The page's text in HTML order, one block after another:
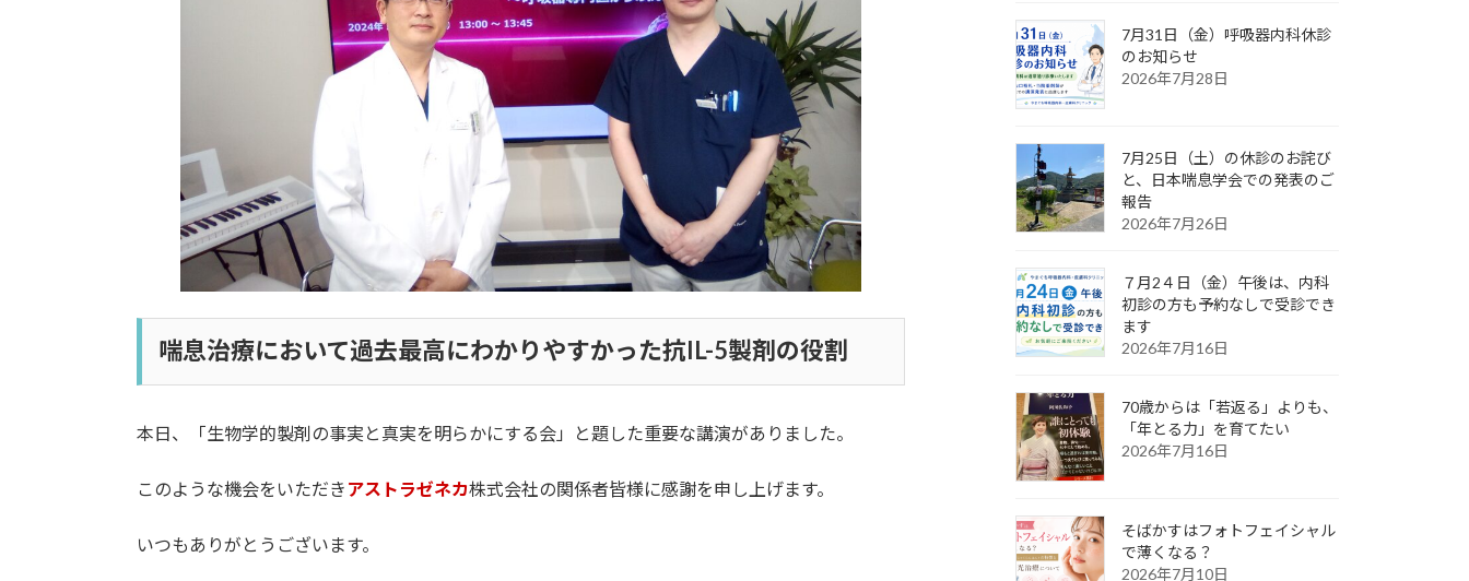
喘息治療において過去最高にわかりやすかった抗IL-5製剤の役割
本日、「生物学的製剤の事実と真実を明らかにする会」と題した重要な講演がありました。
このような機会をいただき アストラゼネカ株式会社の関係者皆様に感謝を申し上げます。
いつもありがとうございます。
7月31日（金）呼吸器内科休診
のお知らせ
2026年7月28日
7月25日（土）の休診のお詫び
と、日本喘息学会での発表のご
報告
2026年7月26日
７月2４日（金）午後は、内科
初診の方も予約なしで受診でき
ます
2026年7月16日
70歳からは「若返る」よりも、
「年とる力」を育てたい
2026年7月16日
そばかすはフォトフェイシャル
で薄くなる？
2026年7月10日